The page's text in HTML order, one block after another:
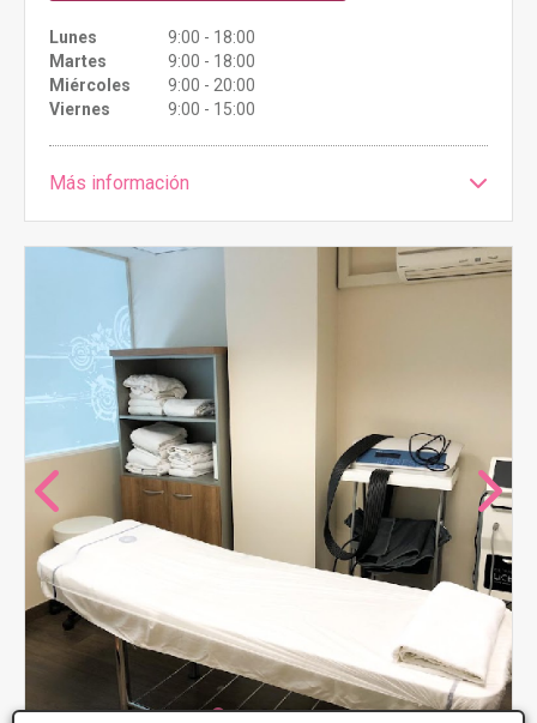
Lunes
9:00 - 18:00
Martes
9:00 - 18:00
Miércoles
9:00 - 20:00
Viernes
9:00 - 15:00
Más información